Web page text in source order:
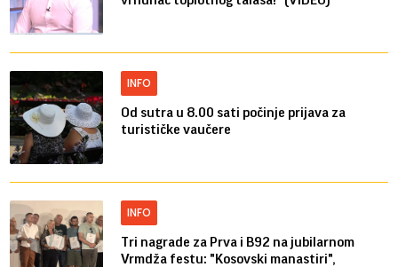
INFO
Od sutra u 8.00 sati počinje prijava za
turističke vaučere
INFO
Tri nagrade za Prva i B92 na jubilarnom
Vrmdža festu: "Kosovski manastiri",